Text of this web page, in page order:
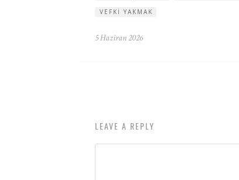
VEFKI YAKMAK
5 Haziran 2026
LEAVE A REPLY